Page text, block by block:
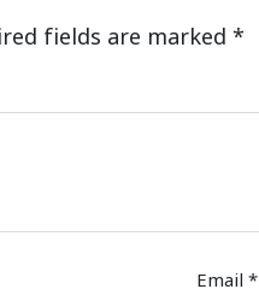
fields are marked *
Email*